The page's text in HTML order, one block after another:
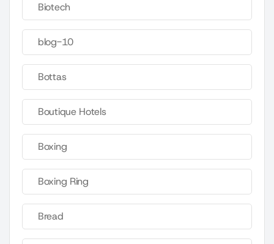
Biotech
blog-10
Bottas
Boutique Hotels
Boxing
Boxing Ring
Bread